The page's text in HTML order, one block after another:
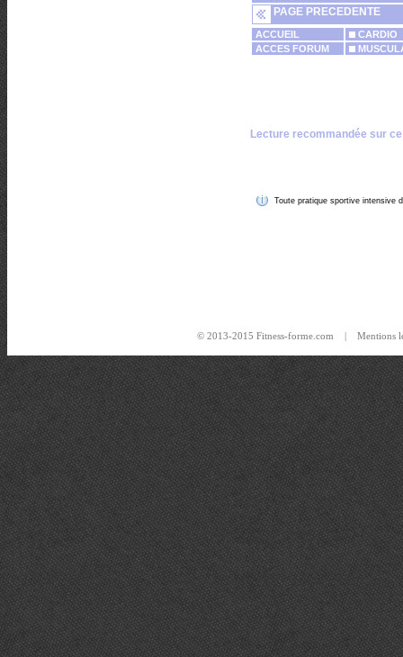
PAGE PRECEDENTE
ACCUEIL
CARDIO
ACCES FORUM
Lecture recommandée sur
Toute pratique sportive intensive
© 2013-2015 Fitness-forme.com | Mentions